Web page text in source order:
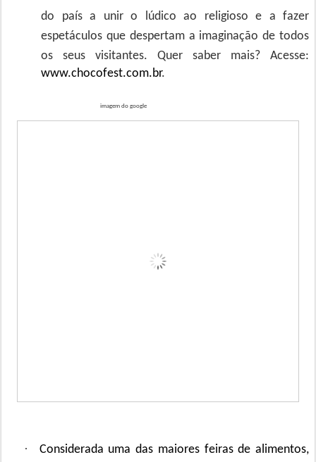
do país a unir o lúdico ao religioso e a fazer
espetáculos que despertam a imaginação de todos
os seus visitantes. Quer saber mais? Acesse:
www.chocofest.com.br.
imagem do google
·
Considerada uma das maiores feiras de alimentos,